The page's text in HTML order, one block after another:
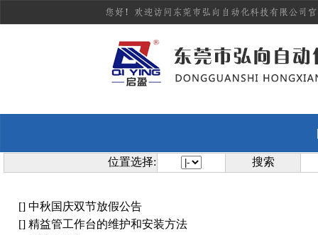
位置选择: 搜索
[] 中秋国庆双节放假公告
[] 精益管工作台的维护和安装方法